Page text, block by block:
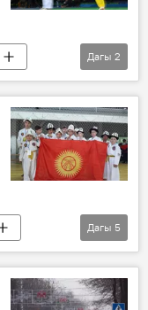
Дагы 2
Дагы 5